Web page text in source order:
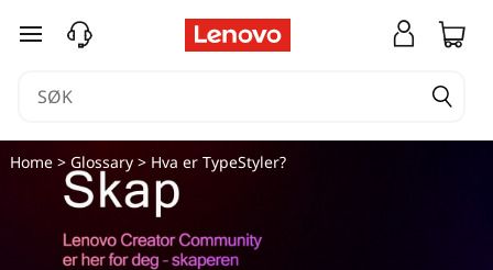
gå til hovedinnhold
Home> Glossary> Hva er TypeStyler?